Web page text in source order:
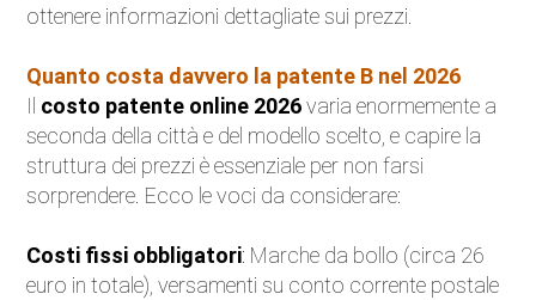
ottenere informazioni dettagliate sui prezzi.
Quanto costa davvero la patente B nel 2026
Il costo patente online 2026varia enormemente a
seconda della città e del modello scelto, e capire la
struttura dei prezzi è essenziale per non farsi
sorprendere. Ecco le voci da considerare:
Costi fissi obbligatori: Marche da bollo (circa 26
euro in totale), versamenti su conto corrente postale